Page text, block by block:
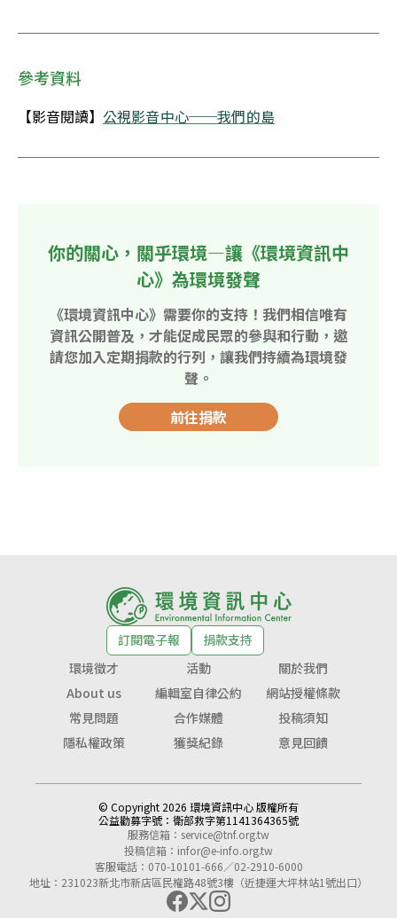
參考資料
【影音閱讀】 公視影音中心──我們的島
你的關心，關乎環境—讓《環境資訊中
心》為環境發聲
《環境資訊中心》需要你的支持！我們相信唯有
資訊公開普及，才能促成民眾的參與和行動，邀
請您加入定期捐款的行列，讓我們持續為環境發
聲。
前往捐款
訂閱電子報
捐款支持
環境徵才
活動
關於我們
About us
編輯室自律公約
網站授權條款
常見問題
合作媒體
投稿須知
隱私權政策
獲獎紀錄 意見回饋
© Copyright 2026 環境資訊中心 版權所有
公益勸募字號： 衛部救字第1141364365號
服務信箱： service@tnf.org.tw
投稿信箱： infor@e-info.org.tw
客服電話：070-10101-666／02-2910-6000
地址：231023新北市新店區民權路48號3樓（近捷運大坪林站1號出口）